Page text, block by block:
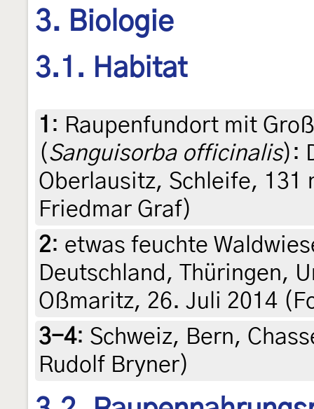
3. Biologie
3.1. Habitat
1 : Raupenfundort mit
(Sanguisorba officinalis):
Oberlausitz, Schleife, 131
Friedmar Graf)
2: etwas feuchte
Deutschland, Thüringen,
Oßmaritz, 26. Juli 2014
3-4: Schweiz, Bern,
Rudolf Bryner)